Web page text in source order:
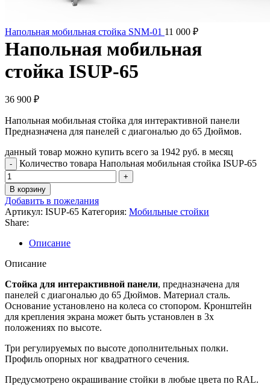
Напольная мобильная стойка SNM-01 11 000 ₽
Напольная мобильная
стойка ISUP-65
36 900 ₽
Напольная мобильная стойка для интерактивной панели
Предназначена для панелей с диагональю до 65 Дюймов.
данный товар можно купить всего за 1942 руб. в месяц
Количество товара Напольная мобильная стойка ISUP-65
В корзину
Добавить в пожелания
Артикул: ISUP-65 Категория: Мобильные стойки
Share:
Описание
Описание
Стойка для интерактивной панели, предназначена для
панелей с диагональю до 65 Дюймов. Материал сталь.
Основание установлено на колеса со стопором. Кронштейн
для крепления экрана может быть установлен в 3х
положениях по высоте.
Три регулируемых по высоте дополнительных полки.
Профиль опорных ног квадратного сечения.
Предусмотрено окрашивание стойки в любые цвета по RAL.